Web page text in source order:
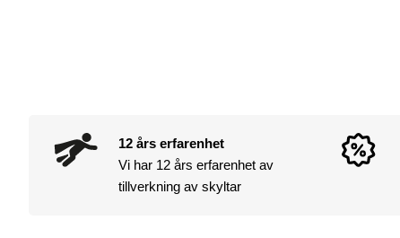
12 års erfarenhet
Vi har 12 års erfarenhet av
tillverkning av skyltar